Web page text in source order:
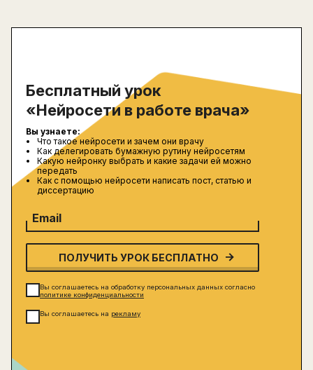
Бесплатный урок
«Нейросети в работе врача»
Вы узнаете:
Что такое нейросети и зачем они врачу
Как делегировать бумажную рутину нейросетям
Какую нейронку выбрать и какие задачи ей можно
передать
Как с помощью нейросети написать пост, статью и
диссертацию
Email
ПОЛУЧИТЬ УРОК БЕСПЛАТНО
Вы соглашаетесь на обработку персональных данных согласно
политике конфиденциальности
Вы соглашаетесь на рекламу